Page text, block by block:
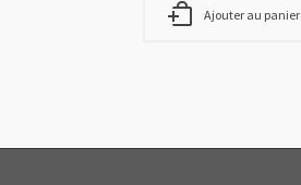
Ajouter au panier